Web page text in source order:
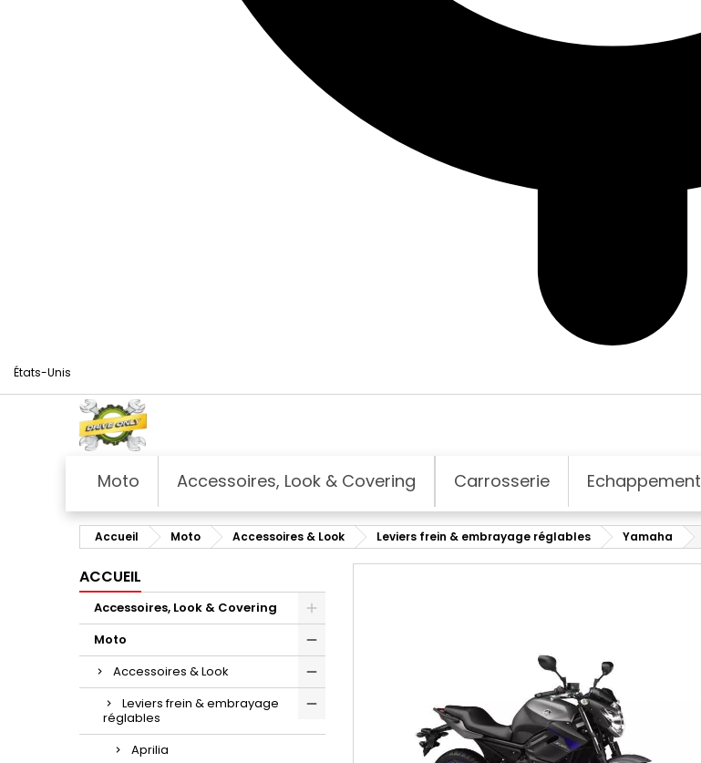
États-Unis
Moto Accessoires, Look & Covering Carrosserie Echappement
Accueil Moto Accessoires & Look Leviers frein & embrayage réglables Yamaha
ACCUEIL
Accessoires, Look & Covering
Moto
Accessoires & Look
Leviers frein & embrayage
réglables
Aprilia